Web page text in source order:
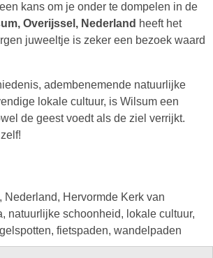
kans om je onder te dompelen in de
Overijssel, Nederland heeft het
juweeltje is zeker een bezoek waard
adembenemende natuurlijke
lokale cultuur, is Wilsum een
de geest voedt als de ziel verrijkt.
Nederland, Hervormde Kerk van
natuurlijke schoonheid, lokale cultuur,
fietspaden, wandelpaden